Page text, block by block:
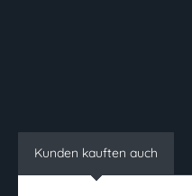
Kunden kauften auch